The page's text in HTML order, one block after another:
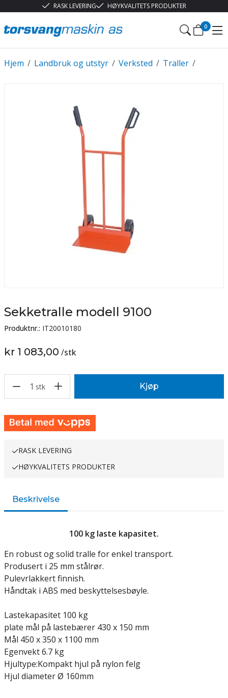
RASK LEVERING HØYKVALITETS PRODUKTER
0
/
Hjem /
Landbruk og utstyr /
Verksted /
Traller
Sekketralle modell 9100
Produktnr.: IT20010180
kr 1 083,00 /stk
1 stk Kjøp
RASK LEVERING
HØYKVALITETS PRODUKTER
Beskrivelse
100 kg laste kapasitet.
En robust og solid tralle for enkel transport.
Produsert i 25 mm stålrør.
Pulevrlakkert finnish.
Håndtak i ABS med beskyttelsesbøyle.
Lastekapasitet 100 kg
plate mål på lastebærer 430 x 150 mm
Mål 450 x 350 x 1100 mm
Egenvekt 6.7 kg
Hjultype:Kompakt hjul på nylon felg
Hjul diameter Ø 160mm